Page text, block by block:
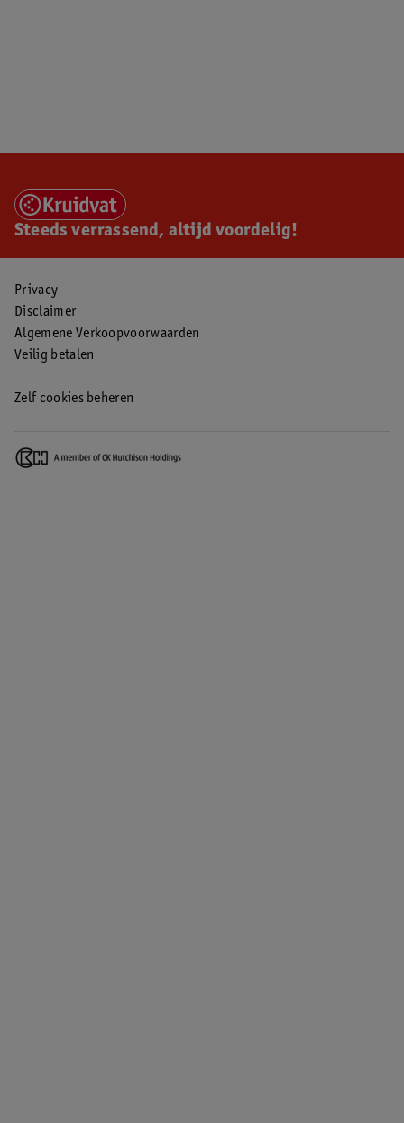
Steeds verrassend, altijd voordelig!
Privacy
Disclaimer
Algemene Verkoopvoorwaarden
Veilig betalen
Zelf cookies beheren